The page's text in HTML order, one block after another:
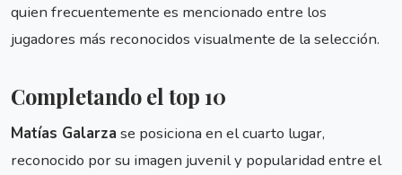
quien frecuentemente es mencionado entre los
jugadores más reconocidos visualmente de la selección.
Completando el top 10
Matías Galarza se posiciona en el cuarto lugar,
reconocido por su imagen juvenil y popularidad entre el